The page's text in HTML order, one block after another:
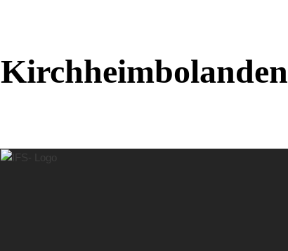
Kirchheimbolanden